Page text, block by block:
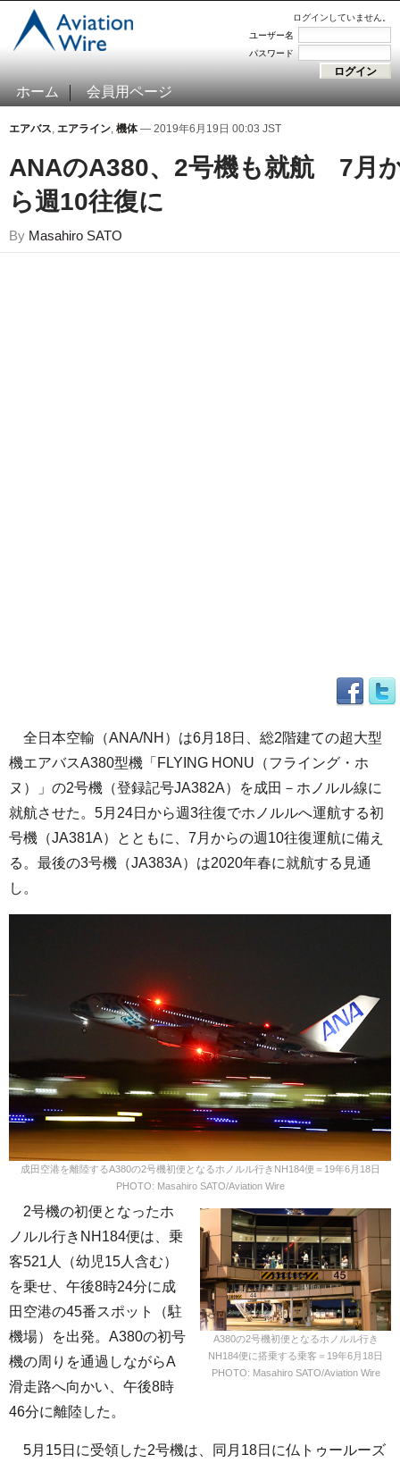
ログインしていません。
ユーザー名
パスワード
ホーム 会員用ページ
エアバス, エアライン, 機体— 2019年6月19日 00:03 JST
ANAのA380、2号機も就航 7月
ら週10往復に
By Masahiro SATO
全日本空輸（ANA/NH）は6月18日、総2階建ての超大型
機エアバスA380型機「FLYING HONU（フライング・ホ
ヌ）」の2号機（登録記号JA382A）を成田－ホノルル線に
就航させた。5月24日から週3往復でホノルルへ運航する初
号機（JA381A）とともに、7月からの週10往復運航に備え
る。最後の3号機（JA383A）は2020年春に就航する見通
し。
成田空港を離陸するA380の2号機初便となるホノルル行きNH184便＝19年6月18日
PHOTO: Masahiro SATO/Aviation Wire
A380の2号機初便となるホノルル行き
NH184便に搭乗する乗客＝19年6月18日
PHOTO: Masahiro SATO/Aviation Wire
2号機の初便となったホ
ノルル行きNH184便は、乗
客521人（幼児15人含む）
を乗せ、午後8時24分に成
田空港の45番スポット（駐
機場）を出発。A380の初号
機の周りを通過しながらA
滑走路へ向かい、午後8時
46分に離陸した。
5月15日に受領した2号機は、同月18日に仏トゥールーズ